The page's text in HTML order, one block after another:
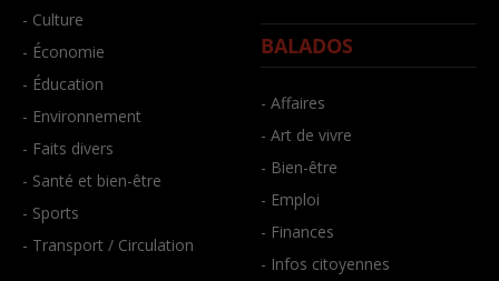
- Culture
- Économie
- Éducation
- Environnement
- Faits divers
- Santé et bien-être
- Sports
- Transport / Circulation
BALADOS
- Affaires
- Art de vivre
- Bien-être
- Emploi
- Finances
- Infos citoyennes